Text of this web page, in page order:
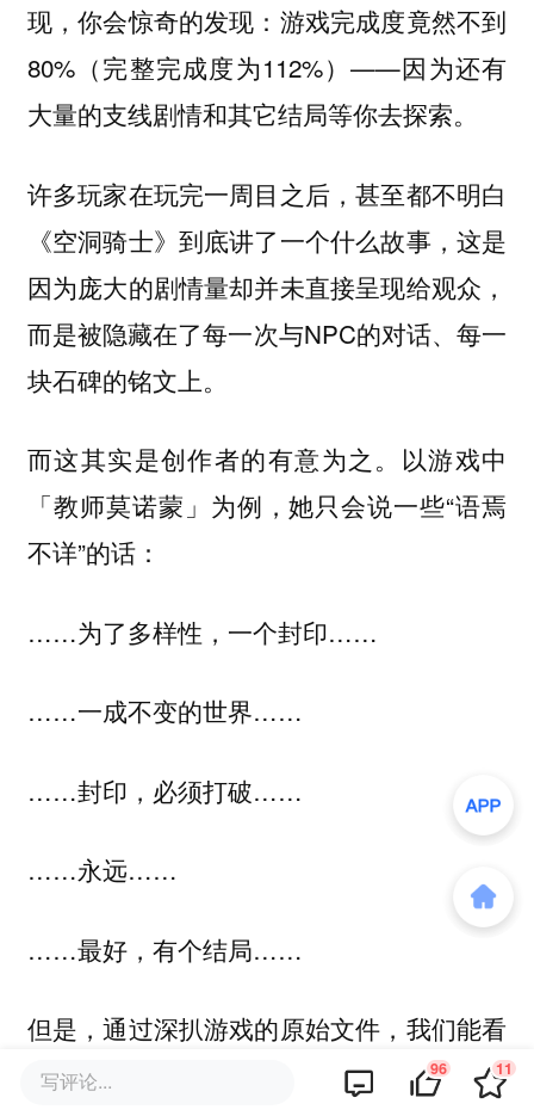
现，你会惊奇的发现：游戏完成度竟然不到
80%（完整完成度为112%）——因为还有
大量的支线剧情和其它结局等你去探索。
许多玩家在玩完一周目之后，甚至都不明白
《空洞骑士》到底讲了一个什么故事，这是
因为庞大的剧情量却并未直接呈现给观众，
而是被隐藏在了每一次与NPC的对话、每一
块石碑的铭文上。
而这其实是创作者的有意为之。以游戏中
「教师莫诺蒙」为例，她只会说一些“语焉
不详”的话：
……为了多样性，一个封印……
……一成不变的世界……
……封印，必须打破……
……永远……
……最好，有个结局……
但是，通过深扒游戏的原始文件，我们能看
到一些未被采用的对话：
写评论... 96 11